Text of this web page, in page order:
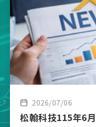
2026/07/06
松翰科技115年6